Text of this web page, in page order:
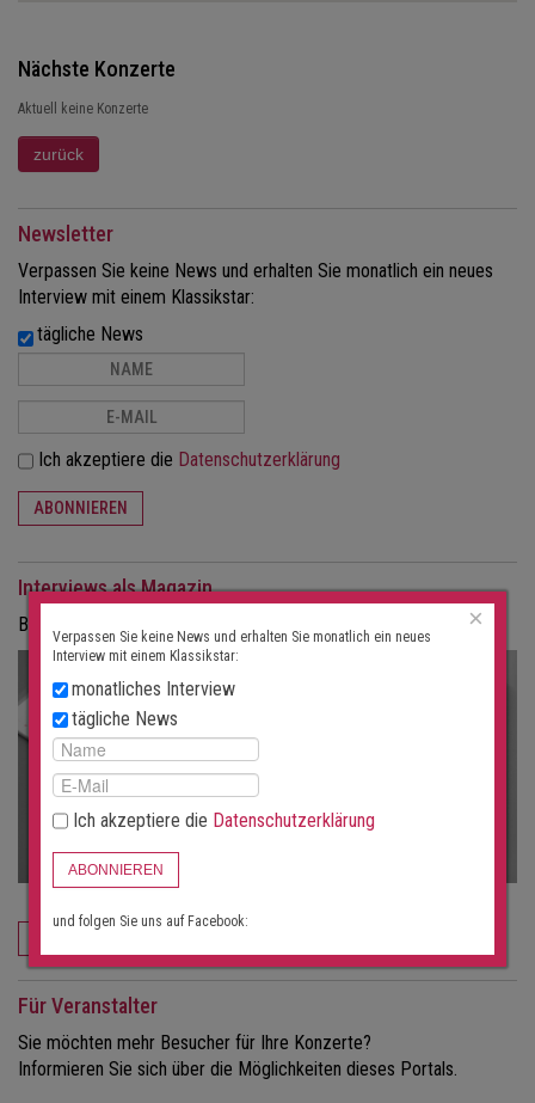
Nächste Konzerte
Aktuell keine Konzerte
Newsletter
Verpassen Sie keine News und erhalten Sie monatlich ein neues
Interview mit einem Klassikstar:
tägliche News
Ich akzeptiere die Datenschutzerklärung
ABONNIEREN
Interviews als Magazin
Bestellen Sie die Interviews in gedruckter Form als Magazin.
Für Veranstalter
Sie möchten mehr Besucher für Ihre Konzerte?
Informieren Sie sich über die Möglichkeiten dieses Portals.
×
Verpassen Sie keine News und erhalten Sie monatlich ein neues
Interview mit einem Klassikstar:
monatliches Interview
tägliche News
Ich akzeptiere die Datenschutzerklärung
ABONNIEREN
und folgen Sie uns auf Facebook: